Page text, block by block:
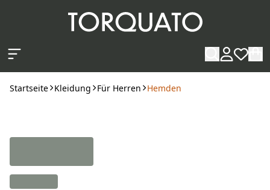
Startseite Kleidung Für Herren Hemden